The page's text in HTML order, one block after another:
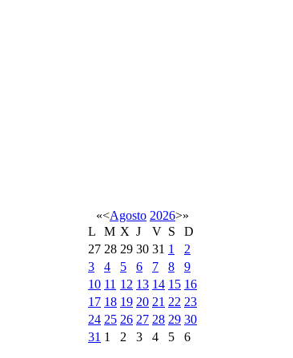
«<Agosto 2026>»
L
M X J V S
D
27 28 29 30 31 1
2
3
4 5 6 7 8
9
10 11 12 13 14 15 16
17 18 19 20 21 22 23
24 25 26 27 28 29 30
31 1 2 3 4 5 6